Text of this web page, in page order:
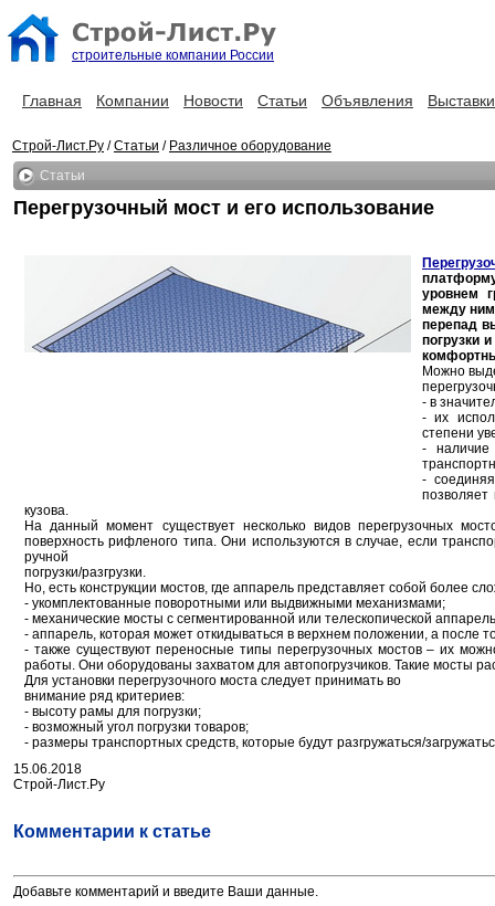
строительные компании России
Главная Компании Новости Статьи Объявления Выставки
Строй-Лист.Ру /Статьи / Различное оборудование
Статьи
Перегрузочный мост и его использование
уровнем
между
перепад
погрузки
Можно
- в
- их
степени
- наличие
-
позволяет
кузова.
На данный момент существует несколько видов перегрузочных
поверхность рифленого типа. Они используются в случае, если
ручной
погрузки/разгрузки.
Но, есть конструкции мостов, где аппарель представляет собой более
- укомплектованные поворотными или выдвижными механизмами;
- механические мосты с сегментированной или телескопической
- аппарель, которая может откидываться в верхнем положении, а после
- также существуют переносные типы перегрузочных мостов – их
работы. Они оборудованы захватом для автопогрузчиков. Такие мосты
Для установки перегрузочного моста следует принимать во
внимание ряд критериев:
- высоту рамы для погрузки;
- возможный угол погрузки товаров;
- размеры транспортных средств, которые будут разгружаться/
15.06.2018
Строй-Лист.Ру
Комментарии к статье
Добавьте комментарий и введите Ваши данные.